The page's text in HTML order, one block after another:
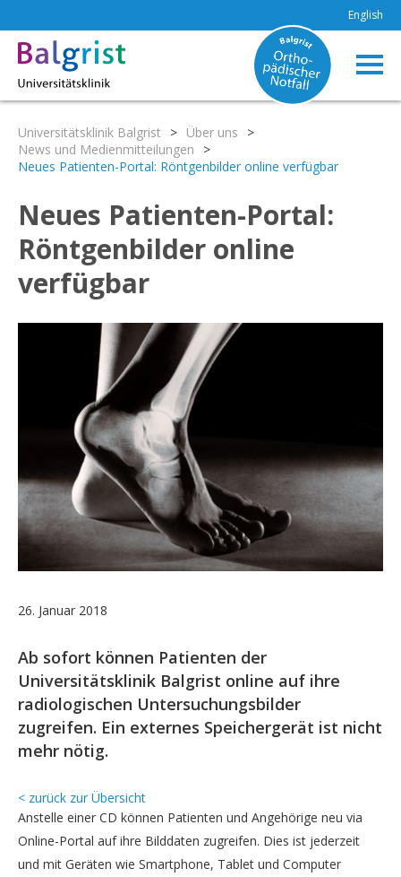
English
Universitätsklinik Balgrist > Über uns
>
News und Medienmitteilungen
>
Neues Patienten-Portal: Röntgenbilder online verfügbar
Neues Patienten-Portal:
Röntgenbilder online
verfügbar
26. Januar 2018
Ab sofort können Patienten der
Universitätsklinik Balgrist online auf ihre
radiologischen Untersuchungsbilder
zugreifen. Ein externes Speichergerät ist nicht
mehr nötig.
< zurück zur Übersicht
Anstelle einer CD können Patienten und Angehörige neu via
Online-Portal auf ihre Bilddaten zugreifen. Dies ist jederzeit
und mit Geräten wie Smartphone, Tablet und Computer